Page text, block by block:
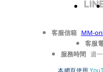
客服信箱 MM-
客服
服務時間 週
本網頁使用